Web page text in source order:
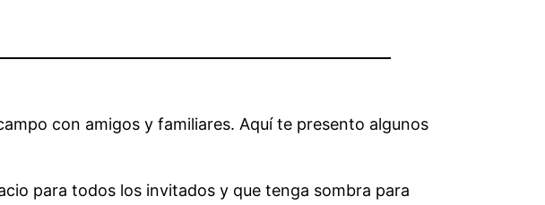
con amigos y familiares. Aquí te presento algunos
para todos los invitados y que tenga sombra para